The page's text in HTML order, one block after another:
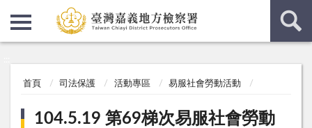
首頁 司法保護 活動專區 易服社會勞動活動
104.5.19 第69梯次易服社會勞動